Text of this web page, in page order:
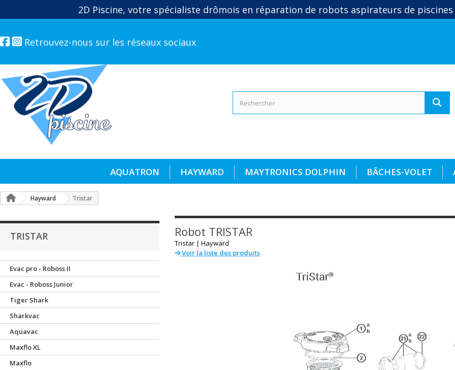
2D Piscine, votre spécialiste drômois en réparation de robots aspirateurs de
Retrouvez-nous sur les réseaux sociaux
AQUATRON HAYWARD MAYTRONICS DOLPHIN BÂCHES-VOLET
Hayward Tristar
TRISTAR
Evac pro - Roboss II
Evac - Roboss Junior
Tiger Shark
Sharkvac
Aquavac
Maxflo XL
Maxflo
Robot TRISTAR
Tristar | Hayward
Voir la liste des produits